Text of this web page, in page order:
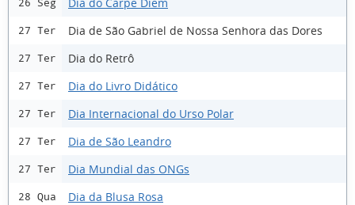
27 Ter Dia de São Gabriel de Nossa Senhora das Dores
27 Ter Dia do Retrô
27 Ter Dia do Livro Didático
27 Ter Dia Internacional do Urso Polar
27 Ter Dia de São Leandro
27 Ter Dia Mundial das ONGs
28 Qua Dia da Blusa Rosa